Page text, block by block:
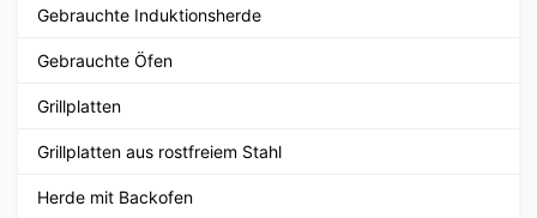
Gebrauchte Induktionsherde
Gebrauchte Öfen
Grillplatten
Grillplatten aus rostfreiem Stahl
Herde mit Backofen